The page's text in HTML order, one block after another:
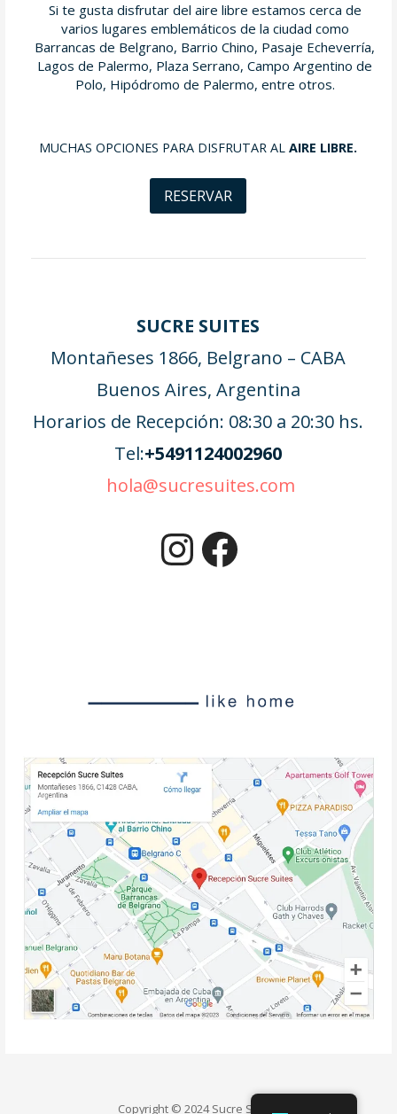
Si te gusta disfrutar del aire libre estamos cerca de
varios lugares emblemáticos de la ciudad como
Barrancas de Belgrano, Barrio Chino, Pasaje Echeverría,
Lagos de Palermo, Plaza Serrano, Campo Argentino de
Polo, Hipódromo de Palermo, entre otros.
MUCHAS OPCIONES PARA DISFRUTAR ALAIRE LIBRE.
RESERVAR
SUCRE SUITES
Montañeses 1866, Belgrano – CABA
Buenos Aires, Argentina
Horarios de Recepción: 08:30 a 20:30 hs.
Tel:+5491124002960
hola@sucresuites.com
Instagram
Facebook
Copyright © 2024 Sucre Suites